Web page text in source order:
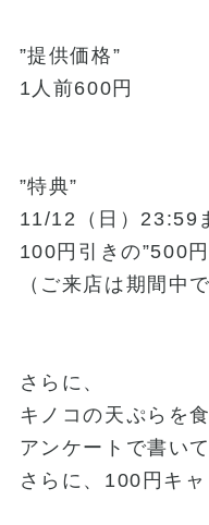
”提供価格”
1人前600円
”特典”
11/12（日）23:59
100円引きの”500円
（ご来店は期間中
さらに、
キノコの天ぷらを
アンケートで書い
さらに、100円キ